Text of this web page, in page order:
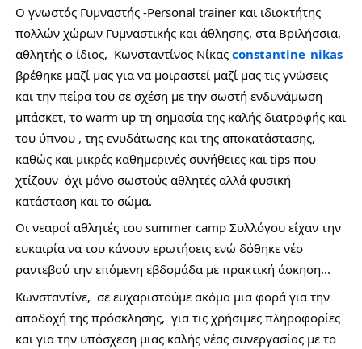
Ο γνωστός Γυμναστής -Personal trainer και ιδιοκτήτης
πολλών χώρων Γυμναστικής και άθλησης, στα Βριλήσσια,
αθλητής ο ίδιος,  Κωνσταντίνος Νίκας constantine_nikas
βρέθηκε μαζί μας για να μοιραστεί μαζί μας τις γνώσεις
και την πείρα του σε σχέση με την σωστή ενδυνάμωση
μπάσκετ, το warm up τη σημασία της καλής διατροφής και
του ύπνου , της ενυδάτωσης και της αποκατάστασης,
καθώς και μικρές καθημερινές συνήθειες και tips που
χτίζουν  όχι μόνο σωστούς αθλητές αλλά φυσική
κατάσταση και το σώμα.
Οι νεαροί αθλητές του summer camp Συλλόγου είχαν την
ευκαιρία να του κάνουν ερωτήσεις ενώ δόθηκε νέο
ραντεβού την επόμενη εβδομάδα με πρακτική άσκηση...
Κωνσταντίνε,  σε ευχαριστούμε ακόμα μια φορά για την
αποδοχή της πρόσκλησης,  για τις χρήσιμες πληροφορίες
και για την υπόσχεση μιας καλής νέας συνεργασίας με το